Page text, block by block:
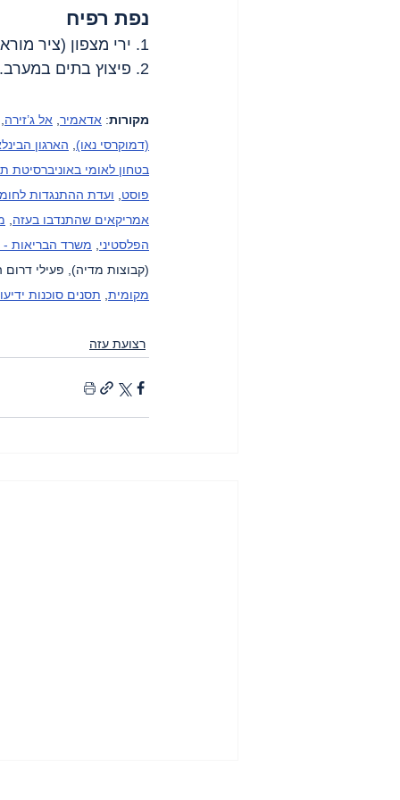
נפת רפיח
1. ירי מצפון (ציר מוראג).
2. פיצוץ בתים במערב.
מקורות: אדאמיר אל ג’זירה
(דמוקרסי נאו)
הארגון
בטחון לאומי באוניברסיטת
פוסט
ועדת ההתנגדות
אמריקאים שהתנדבו בעזה
הפלסטיני
משרד הבריאות -
(קבוצות מדיה), פעילי דרום
מקומית תסנים סוכנות
רצועת עזה